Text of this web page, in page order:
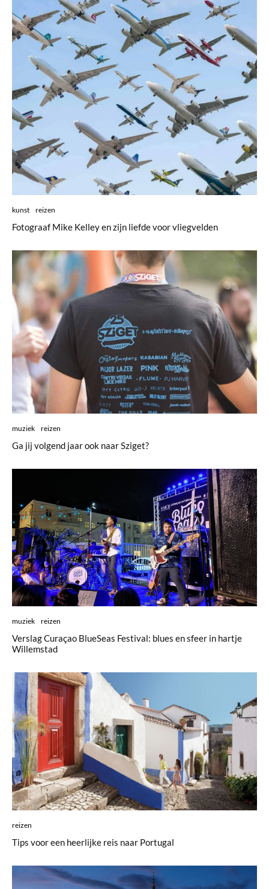
kunst reizen
Fotograaf Mike Kelley en zijn liefde voor vliegvelden
muziek reizen
Ga jij volgend jaar ook naar Sziget?
muziek reizen
Verslag Curaçao BlueSeas Festival: blues en sfeer in hartje
Willemstad
reizen
Tips voor een heerlijke reis naar Portugal